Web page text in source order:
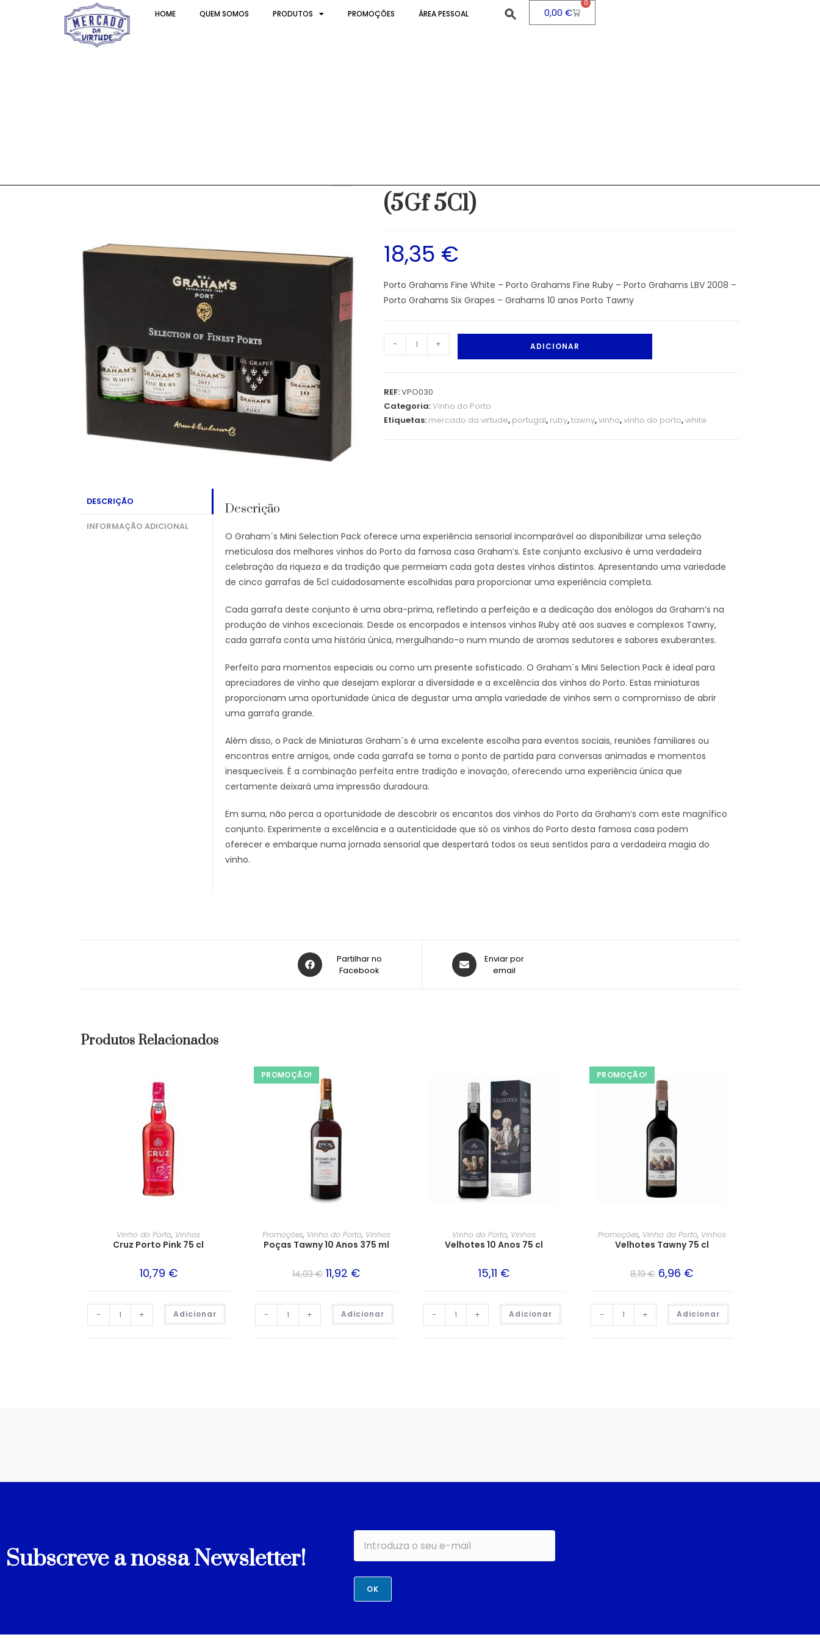
HOME QUEM SOMOS PRODUTOS PROMOÇÕES ÁREA PESSOAL 0,00€
0
(5Gf 5Cl)
18,35 €
Porto Grahams Fine White – Porto Grahams Fine Ruby – Porto Grahams LBV 2008 –
Porto Grahams Six Grapes – Grahams 10 anos Porto Tawny
- + ADICIONAR
REF:VPO030
Categoria:Vinho do Porto
Etiquetas: mercado da virtude, portugal, ruby,tawny,vinho,vinho do porto,white
DESCRIÇÃO
INFORMAÇÃO ADICIONAL
Descrição
O Graham´s Mini Selection Pack oferece uma experiência sensorial incomparável ao disponibilizar uma seleção
meticulosa dos melhores vinhos do Porto da famosa casa Graham’s. Este conjunto exclusivo é uma verdadeira
celebração da riqueza e da tradição que permeiam cada gota destes vinhos distintos. Apresentando uma variedade
de cinco garrafas de 5cl cuidadosamente escolhidas para proporcionar uma experiência completa.
Cada garrafa deste conjunto é uma obra-prima, refletindo a perfeição e a dedicação dos enólogos da Graham’s na
produção de vinhos excecionais. Desde os encorpados e intensos vinhos Ruby até aos suaves e complexos Tawny,
cada garrafa conta uma história única, mergulhando-o num mundo de aromas sedutores e sabores exuberantes.
Perfeito para momentos especiais ou como um presente sofisticado. O Graham´s Mini Selection Pack é ideal para
apreciadores de vinho que desejam explorar a diversidade e a excelência dos vinhos do Porto. Estas miniaturas
proporcionam uma oportunidade única de degustar uma ampla variedade de vinhos sem o compromisso de abrir
uma garrafa grande.
Além disso, o Pack de Miniaturas Graham´s é uma excelente escolha para eventos sociais, reuniões familiares ou
encontros entre amigos, onde cada garrafa se torna o ponto de partida para conversas animadas e momentos
inesquecíveis. É a combinação perfeita entre tradição e inovação, oferecendo uma experiência única que
certamente deixará uma impressão duradoura.
Em suma, não perca a oportunidade de descobrir os encantos dos vinhos do Porto da Graham’s com este magnífico
conjunto. Experimente a excelência e a autenticidade que só os vinhos do Porto desta famosa casa podem
oferecer e embarque numa jornada sensorial que despertará todos os seus sentidos para a verdadeira magia do
vinho.
Partilhar no
Facebook
Enviar por
email
Produtos Relacionados
Vinho do Porto, Vinhos
Cruz Porto Pink 75 cl
10,79 €
- + Adicionar
PROMOÇÃO!
Promoções, Vinho do Porto, Vinhos
Poças Tawny 10 Anos 375 ml
14,03€ 11,92 €
- + Adicionar
Vinho do Porto, Vinhos
Velhotes 10 Anos 75 cl
15,11 €
- + Adicionar
PROMOÇÃO!
Promoções, Vinho do Porto, Vinhos
Velhotes Tawny 75 cl
8,19€ 6,96 €
- + Adicionar
Subscreve a nossa Newsletter!
OK